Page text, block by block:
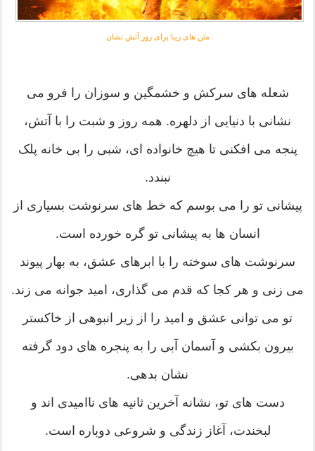
متن های زیبا برای روز آتش نشان
شعله های سرکش و خشمگین و سوزان را فرو می
نشانی با دنیایی از دلهره. همه روز و شبت را با آتش،
پنجه می افکنی تا هیچ خانواده ای، شبی را بی خانه پلک
نبندد.
پیشانی تو را می بوسم که خط های سرنوشت بسیاری از
انسان ها به پیشانی تو گره خورده است.
سرنوشت های سوخته را با ابرهای عشق، به بهار پیوند
می زنی و هر کجا که قدم می گذاری، امید جوانه می زند.
تو می توانی عشق و امید را از زیر انبوهی از خاکستر
بیرون بکشی و آسمان آبی را به پنجره های دود گرفته
نشان بدهی.
دست های تو، نشانه آخرین ثانیه های ناامیدی اند و
لبخندت، آغاز زندگی و شروعی دوباره است.